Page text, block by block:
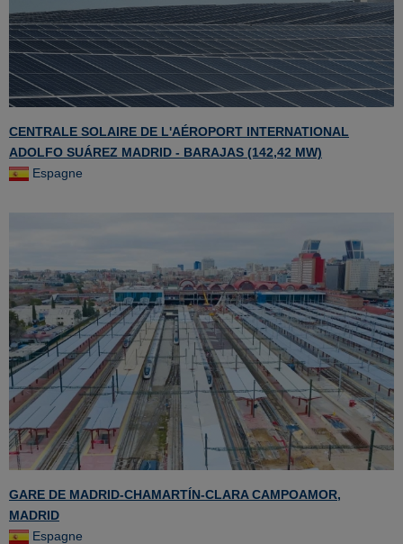
CENTRALE SOLAIRE DE L'AÉROPORT INTERNATIONAL
ADOLFO SUÁREZ MADRID - BARAJAS (142,42 MW)
Espagne
GARE DE MADRID-CHAMARTÍN-CLARA CAMPOAMOR,
MADRID
Espagne